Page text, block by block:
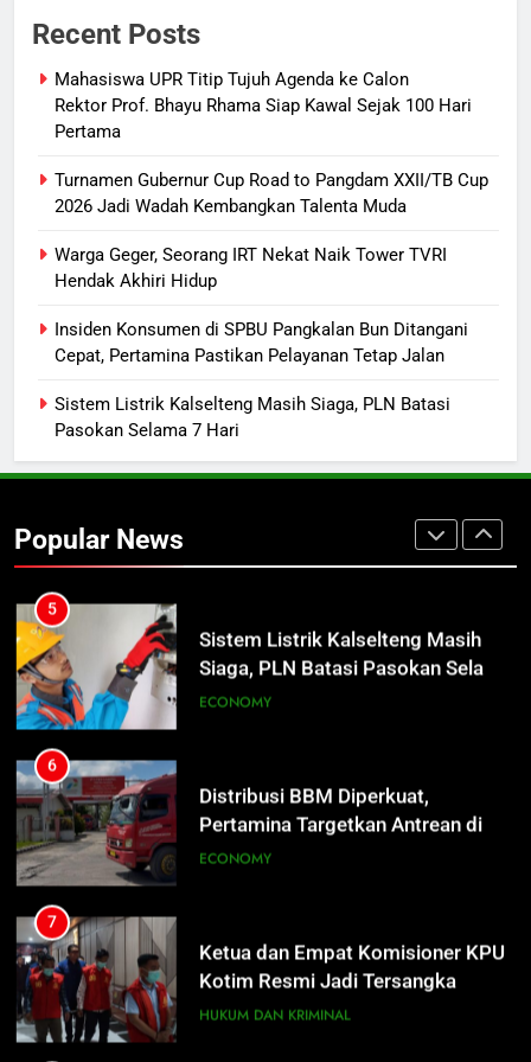
Recent Posts
Mahasiswa UPR Titip Tujuh Agenda ke Calon
Rektor Prof. Bhayu Rhama Siap Kawal Sejak 100 Hari
Pertama
Turnamen Gubernur Cup Road to Pangdam XXII/TB Cup
2026 Jadi Wadah Kembangkan Talenta Muda
Warga Geger, Seorang IRT Nekat Naik Tower TVRI
Hendak Akhiri Hidup
Insiden Konsumen di SPBU Pangkalan Bun Ditangani
Cepat, Pertamina Pastikan Pelayanan Tetap Jalan
Sistem Listrik Kalselteng Masih Siaga, PLN Batasi
Pasokan Selama 7 Hari
Popular News
Pangdam XXII/TB Cup 2026 Jadi
Wadah Kembangkan Talenta Muda
SPORTS
3
Warga Geger, Seorang IRT Nekat
Naik Tower TVRI Hendak Akhiri
Insiden Konsumen di SPBU
Pangkalan Bun Ditangani Cepat,
Tetap Jalan
ECONOMY
Sistem Listrik Kalselteng Masih
Siaga, PLN Batasi Pasokan Selama
6
Distribusi BBM Diperkuat,
Pertamina Targetkan Antrean di
SPBU Sampit Segera Terurai
ECONOMY
7
Ketua dan Empat Komisioner KPU
Kotim Resmi Jadi Tersangka
Dugaan Korupsi Dana Hibah
HUKUM DAN KRIMINAL
8
Presiden Prabowo Minta Bahlil
Segera Tuntaskan Pemadaman
Listrik di Kalsel-Teng
NUSANTARA
5
Sistem Listrik Kalselteng Masih
6
Distribusi BBM Diperkuat,
7
Ketua dan Empat Komisioner KPU